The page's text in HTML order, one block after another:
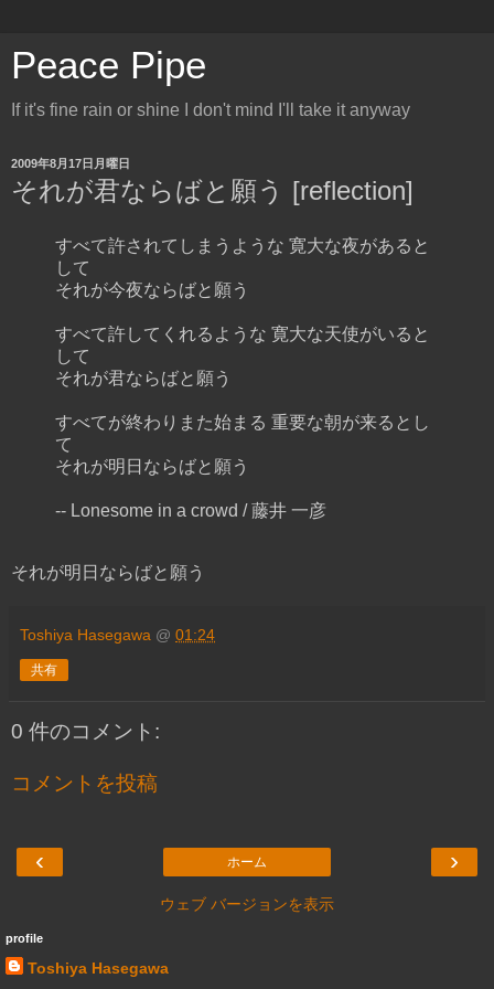
Peace Pipe
If it's fine rain or shine I don't mind I'll take it anyway
2009年8月17日月曜日
それが君ならばと願う [reflection]
すべて許されてしまうような 寛大な夜があると
して
それが今夜ならばと願う
すべて許してくれるような 寛大な天使がいると
して
それが君ならばと願う
すべてが終わりまた始まる 重要な朝が来るとし
て
それが明日ならばと願う
-- Lonesome in a crowd / 藤井 一彦
それが明日ならばと願う
Toshiya Hasegawa @ 01:24
共有
0 件のコメント:
コメントを投稿
‹ ›
ホーム
ウェブ バージョンを表示
profile
Toshiya Hasegawa